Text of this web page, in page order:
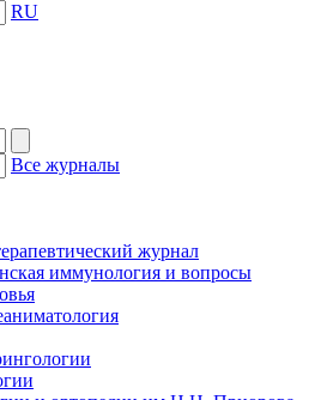
RU
Все журналы
журнал
иммунология и вопросы